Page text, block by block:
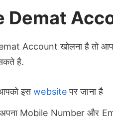
Demat
Account खोलना है तो
है.
इसwebsiteपर जाना है
Mobile Number और